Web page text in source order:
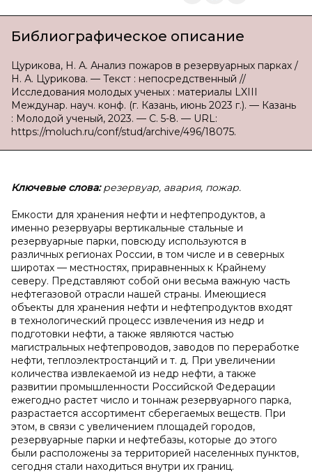
Библиографическое описание
Цурикова, Н. А. Анализ пожаров в резервуарных парках /
Н. А. Цурикова. — Текст : непосредственный //
Исследования молодых ученых : материалы LXIII
Междунар. науч. конф. (г. Казань, июнь 2023 г.). — Казань
: Молодой ученый, 2023. — С. 5-8. — URL:
https://moluch.ru/conf/stud/archive/496/18075.
Ключевые слова:резервуар, авария, пожар.
Емкости для хранения нефти и нефтепродуктов, а
именно резервуары вертикальные стальные и
резервуарные парки, повсюду используются в
различных регионах России, в том числе и в северных
широтах — местностях, приравненных к Крайнему
северу. Представляют собой они весьма важную часть
нефтегазовой отрасли нашей страны. Имеющиеся
объекты для хранения нефти и нефтепродуктов входят
в технологический процесс извлечения из недр и
подготовки нефти, а также являются частью
магистральных нефтепроводов, заводов по переработке
нефти, теплоэлектростанций и т. д. При увеличении
количества извлекаемой из недр нефти, а также
развитии промышленности Российской Федерации
ежегодно растет число и тоннаж резервуарного парка,
разрастается ассортимент сберегаемых веществ. При
этом, в связи с увеличением площадей городов,
резервуарные парки и нефтебазы, которые до этого
были расположены за территорией населенных пунктов,
сегодня стали находиться внутри их границ.